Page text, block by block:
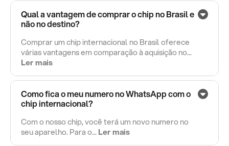
Qual a vantagem de comprar o chip no Brasil e
não no destino?
Comprar um chip internacional no Brasil oferece
várias vantagens em comparação à aquisição no...
Ler mais
Como fica o meu numero no WhatsApp com o
chip internacional?
Com o nosso chip, você terá um novo numero no
seu aparelho. Para o...Ler mais